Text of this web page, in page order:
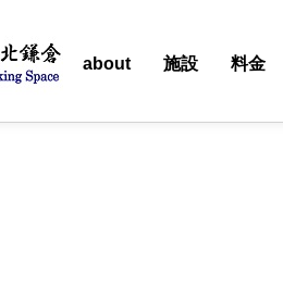
ホーム about 施設 料金